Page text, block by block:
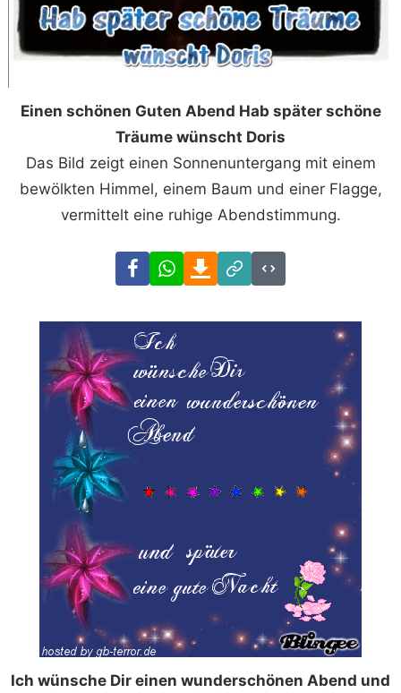
Einen schönen Guten Abend Hab später schöne
Träume wünscht Doris
Das Bild zeigt einen Sonnenuntergang mit einem
bewölkten Himmel, einem Baum und einer Flagge,
vermittelt eine ruhige Abendstimmung.
FacebookWhatsAppDownload
Link
Code
Ich wünsche Dir einen wunderschönen Abend und